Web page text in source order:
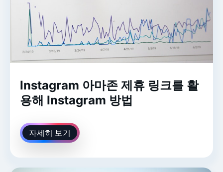
Instagram 아마존 제휴 링크를 활
용해 Instagram 방법
자세히 보기